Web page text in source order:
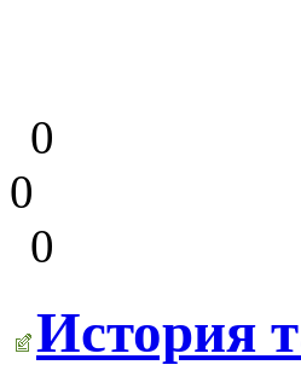
0
0
0
История